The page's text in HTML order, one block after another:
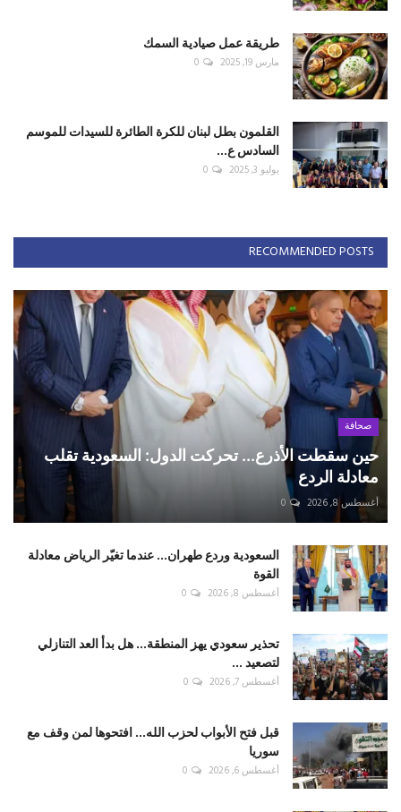
طريقة عمل صيادية السمك
مارس 19, 2025 0
القلمون بطل لبنان للكرة الطائرة للسيدات للموسم
السادس ع...
يوليو 3, 2025 0
RECOMMENDED POSTS
صحافة
حين سقطت الأذرع... تحركت الدول: السعودية تقلب
معادلة الردع
أغسطس 8, 2026 0
السعودية وردع طهران... عندما تغيّر الرياض معادلة
القوة
أغسطس 8, 2026 0
تحذير سعودي يهز المنطقة... هل بدأ العد التنازلي
لتصعيد ...
أغسطس 7, 2026 0
قبل فتح الأبواب لحزب الله... افتحوها لمن وقف مع
سوريا
أغسطس 6, 2026 0